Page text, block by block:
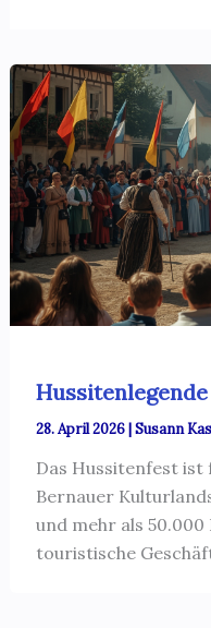
28. April 2026|Susann
Das Hussitenfest
Bernauer
und mehr als
touristische